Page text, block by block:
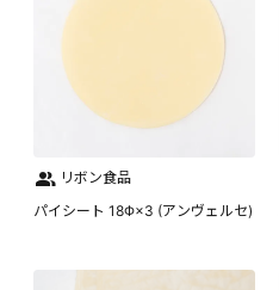
リボン食品
パイシート 18Φ×3 (アンヴェルセ)